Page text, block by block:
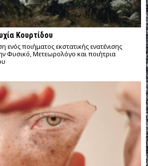
Κουρτίδου
ποιήματος εκστατικής ενατένισης
Φυσικό, Μετεωρολόγο και ποιήτρια